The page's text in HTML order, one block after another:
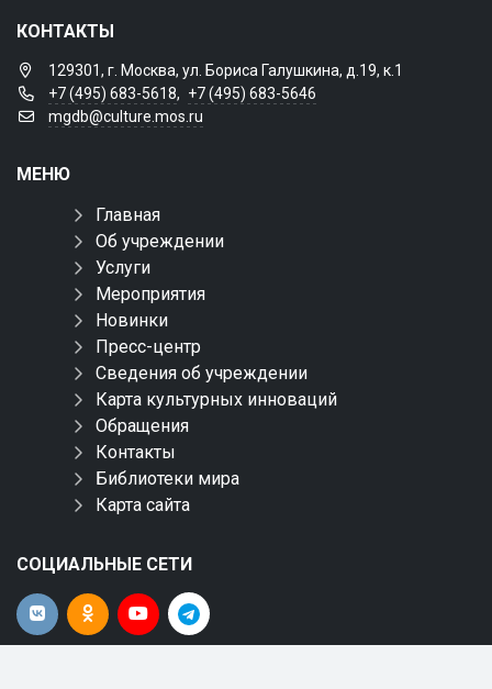
КОНТАКТЫ
129301, г. Москва, ул. Бориса Галушкина, д.19, к.1
+7 (495) 683-5618, +7 (495) 683-5646
mgdb@culture.mos.ru
МЕНЮ
Главная
Об учреждении
Услуги
Мероприятия
Новинки
Пресс-центр
Сведения об учреждении
Карта культурных инноваций
Обращения
Контакты
Библиотеки мира
Карта сайта
СОЦИАЛЬНЫЕ СЕТИ